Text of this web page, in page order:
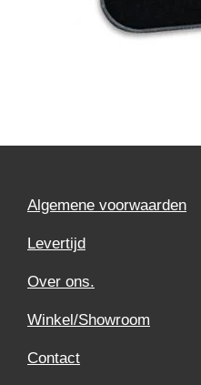
Algemene voorwaarden
Levertijd
Over ons.
Winkel/Showroom
Contact